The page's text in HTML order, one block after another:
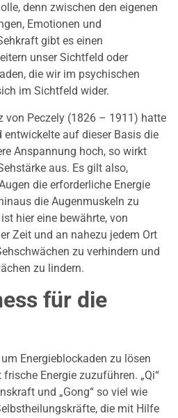
denn zwischen den eigenen
Emotionen und
gibt es einen
unser Sichtfeld oder
die wir im psychischen
im Sichtfeld wider.
von Peczely (1826 – 1911) hatte
auf dieser Basis die
Anspannung hoch, so wirkt
aus. Es gilt also,
die erforderliche Energie
die Augenmuskeln zu
hier eine bewährte, von
Zeit und an nahezu jedem Ort
zu verhindern und
zu lindern.
für die
Energieblockaden zu lösen
Energie zuzuführen. „Qi“
und „Gong“ so viel wie
die mit Hilfe